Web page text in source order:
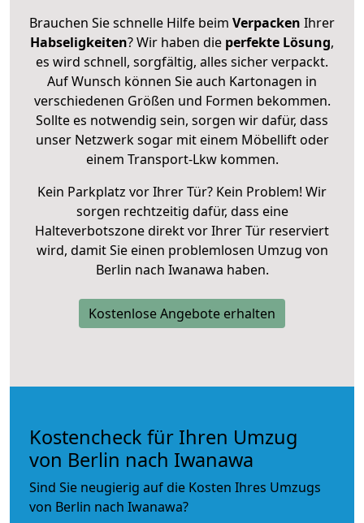
Brauchen Sie schnelle Hilfe beim Verpacken Ihrer
Habseligkeiten? Wir haben die perfekte Lösung,
es wird schnell, sorgfältig, alles sicher verpackt.
Auf Wunsch können Sie auch Kartonagen in
verschiedenen Größen und Formen bekommen.
Sollte es notwendig sein, sorgen wir dafür, dass
unser Netzwerk sogar mit einem Möbellift oder
einem Transport-Lkw kommen.
Kein Parkplatz vor Ihrer Tür? Kein Problem! Wir
sorgen rechtzeitig dafür, dass eine
Halteverbotszone direkt vor Ihrer Tür reserviert
wird, damit Sie einen problemlosen Umzug von
Berlin nach Iwanawa haben.
Kostenlose Angebote erhalten
Kostencheck für Ihren Umzug
von Berlin nach Iwanawa
Sind Sie neugierig auf die Kosten Ihres Umzugs
von Berlin nach Iwanawa?